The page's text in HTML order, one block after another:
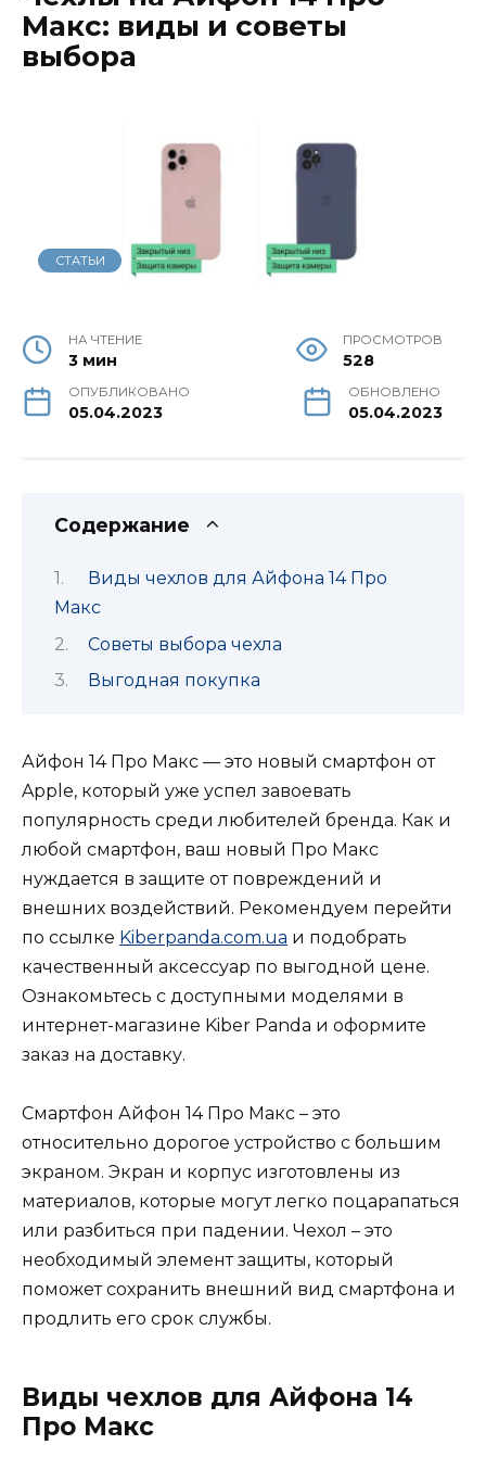
Макс: виды и советы
выбора
СТАТЬИ
НА ЧТЕНИЕ
3 мин
ПРОСМОТРОВ
528
ОПУБЛИКОВАНО
05.04.2023
ОБНОВЛЕНО
05.04.2023
Содержание
Виды чехлов для Айфона 14 Про
Макс
Советы выбора чехла
Выгодная покупка
Айфон 14 Про Макс — это новый смартфон от
Apple, который уже успел завоевать
популярность среди любителей бренда. Как и
любой смартфон, ваш новый Про Макс
нуждается в защите от повреждений и
внешних воздействий. Рекомендуем перейти
по ссылке Kiberpanda.com.ua и подобрать
качественный аксессуар по выгодной цене.
Ознакомьтесь с доступными моделями в
интернет-магазине Kiber Panda и оформите
заказ на доставку.
Смартфон Айфон 14 Про Макс – это
относительно дорогое устройство с большим
экраном. Экран и корпус изготовлены из
материалов, которые могут легко поцарапаться
или разбиться при падении. Чехол – это
необходимый элемент защиты, который
поможет сохранить внешний вид смартфона и
продлить его срок службы.
Виды чехлов для Айфона 14
Про Макс